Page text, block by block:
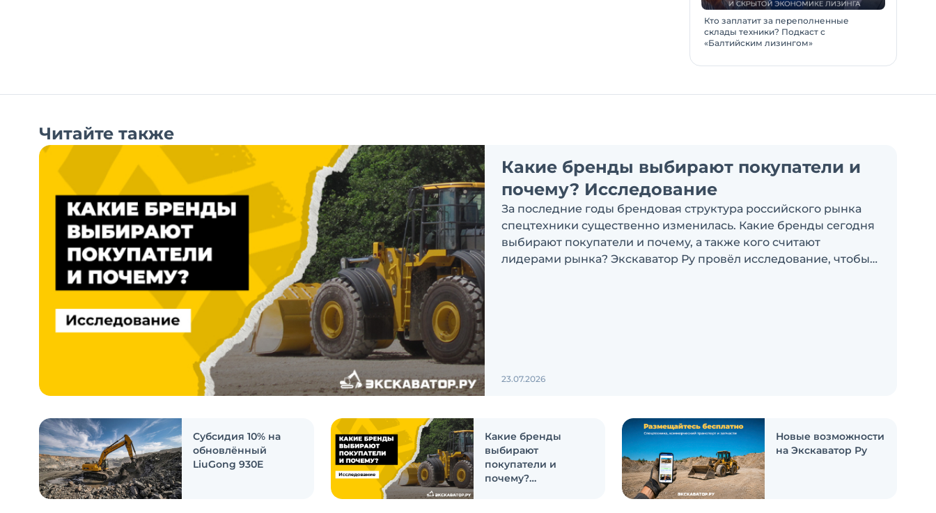
Кто заплатит за переполненные
склады техники? Подкаст с
«Балтийским лизингом»
Читайте также
Какие бренды выбирают покупатели и
почему? Исследование
За последние годы брендовая структура российского рынка
спецтехники существенно изменилась. Какие бренды сегодня
выбирают покупатели и почему, а также кого считают
лидерами рынка? Экскаватор Ру провёл исследование, чтобы
23.07.2026
Субсидия 10% на
обновлённый
LiuGong 930E
Какие бренды
выбирают
покупатели и
почему?
Новые возможности
на Экскаватор Ру